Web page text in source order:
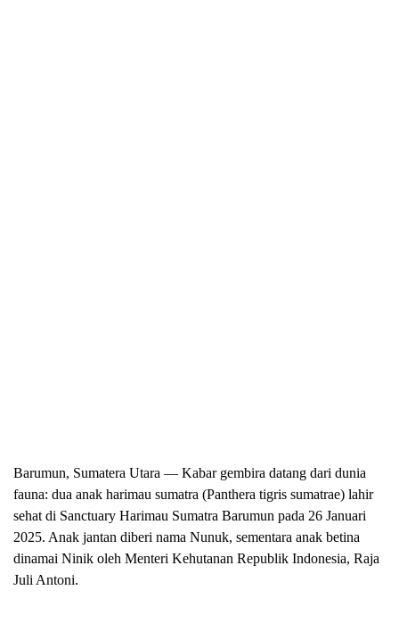
Barumun, Sumatera Utara — Kabar gembira datang dari dunia
fauna: dua anak harimau sumatra (Panthera tigris sumatrae) lahir
sehat di Sanctuary Harimau Sumatra Barumun pada 26 Januari
2025. Anak jantan diberi nama Nunuk, sementara anak betina
dinamai Ninik oleh Menteri Kehutanan Republik Indonesia, Raja
Juli Antoni.